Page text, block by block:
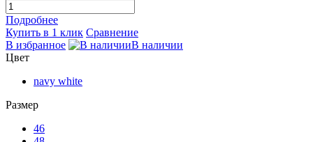
Подробнее
Купить в 1 клик Сравнение
В избранное
В наличии
Цвет
navy white
Размер
46